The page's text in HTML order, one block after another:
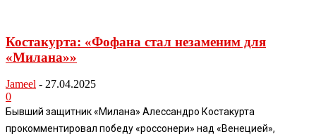
Костакурта: «Фофана стал незаменим для
«Милана»»
Jameel - 27.04.2025
0
Бывший защитник «Милана» Алессандро Костакурта
прокомментировал победу «россонери» над «Венецией»,